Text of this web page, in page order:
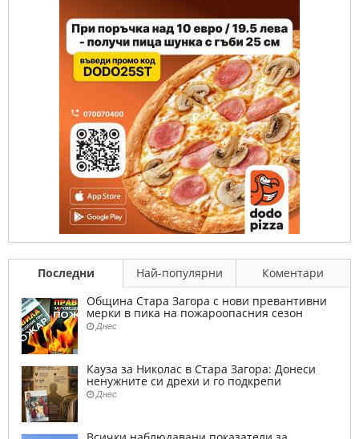
Последни Най-популярни
Коментари
Община Стара Загора с нови превантивни
мерки в пика на пожароопасния сезон
Днес
Кауза за Николас в Стара Загора: Донеси
ненужните си дрехи и го подкрепи
Днес